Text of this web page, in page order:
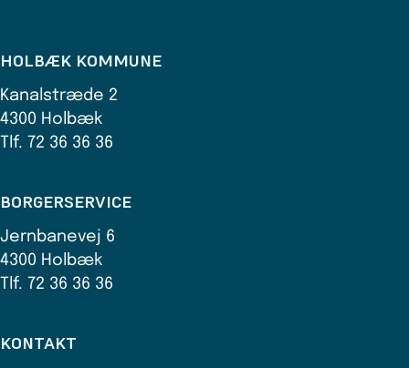
HOLBÆK KOMMUNE
Kanalstræde 2
4300 Holbæk
Tlf. 72 36 36 36
BORGERSERVICE
Jernbanevej 6
4300 Holbæk
Tlf. 72 36 36 36
KONTAKT